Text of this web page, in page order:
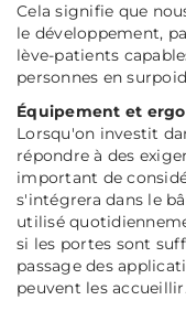
Cela signifie que
le développement,
lève-patients
personnes en
Équipement et
Lorsqu'on investit
répondre à des
important de
s'intégrera dans le
utilisé
si les portes sont
passage des
peuvent les accueillir.